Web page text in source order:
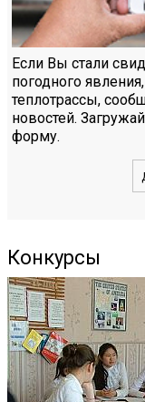
Если Вы стали
погодного
теплотрассы,
новостей.
форму.
Конкурсы